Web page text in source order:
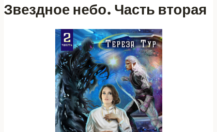
Звездное небо. Часть вторая